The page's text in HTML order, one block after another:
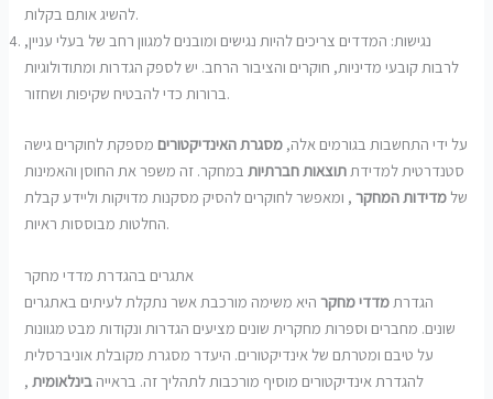
להשיג אותם בקלות.
נגישות: המדדים צריכים להיות נגישים ומובנים למגוון רחב של בעלי עניין,
לרבות קובעי מדיניות, חוקרים והציבור הרחב. יש לספק הגדרות ומתודולוגיות
ברורות כדי להבטיח שקיפות ושחזור.
על ידי התחשבות בגורמים אלה, מסגרת האינדיקטורים מספקת לחוקרים גישה
סטנדרטית למדידת תוצאות חברתיות במחקר. זה משפר את החוסן והאמינות
של מדידות המחקר, ומאפשר לחוקרים להסיק מסקנות מדויקות וליידע קבלת
החלטות מבוססות ראיות.
אתגרים בהגדרת מדדי מחקר
הגדרתמדדי מחקרהיא משימה מורכבת אשר נתקלת לעיתים באתגרים
שונים. מחברים וספרות מחקרית שונים מציעים הגדרות ונקודות מבט מגוונות
על טיבם ומטרתם של אינדיקטורים. היעדר מסגרת מקובלת אוניברסלית
להגדרת אינדיקטורים מוסיף מורכבות לתהליך זה. בראייה בינלאומית,